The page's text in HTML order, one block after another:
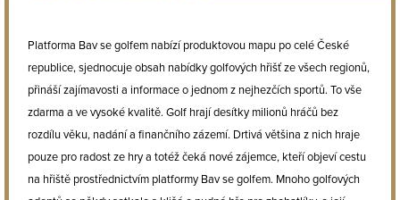
Platforma Bav se golfem nabízí produktovou mapu po celé České
republice, sjednocuje obsah nabídky golfových hřišť ze všech regionů,
přináší zajímavosti a informace o jednom z nejhezčích sportů. To vše
zdarma a ve vysoké kvalitě. Golf hrají desítky milionů hráčů bez
rozdílu věku, nadání a finančního zázemí. Drtivá většina z nich hraje
pouze pro radost ze hry a totéž čeká nové zájemce, kteří objeví cestu
na hřiště prostřednictvím platformy Bav se golfem. Mnoho golfových